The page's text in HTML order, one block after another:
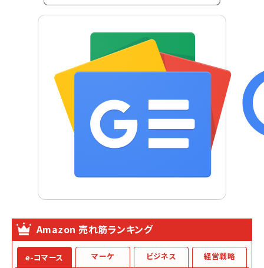
Amazon 売れ筋ランキング
e-コマース マーケ ビジネス 経営戦略